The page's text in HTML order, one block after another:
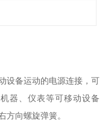
设备运动的电源连接，可
器、仪表等可移动设备
方向螺旋弹簧。